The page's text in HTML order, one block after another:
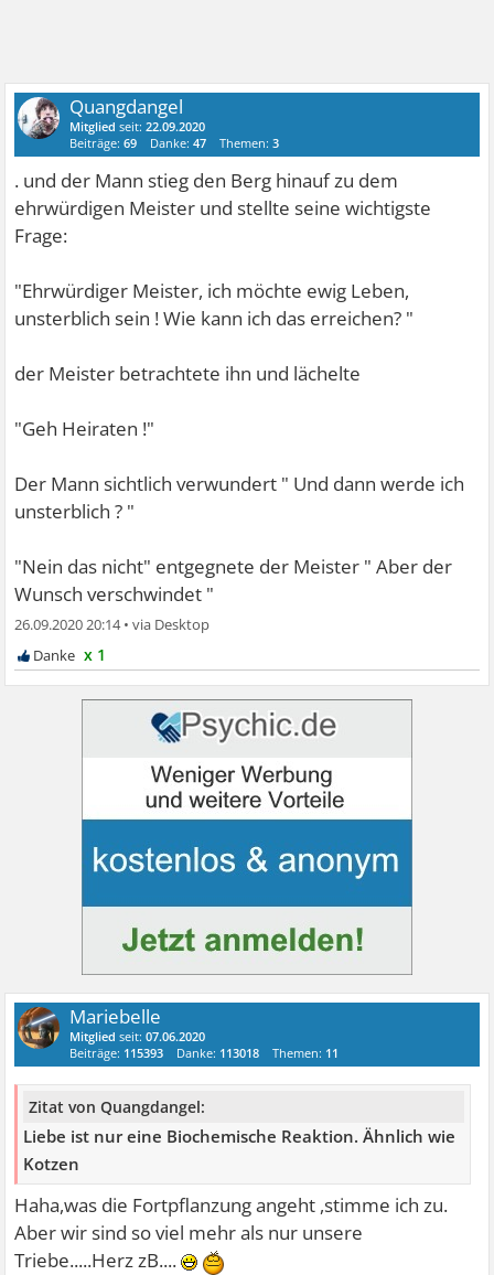
Quangdangel
Mitglied seit:22.09.2020
Beiträge:69 Danke:47 Themen:3
. und der Mann stieg den Berg hinauf zu dem
ehrwürdigen Meister und stellte seine wichtigste
Frage:
"Ehrwürdiger Meister, ich möchte ewig Leben,
unsterblich sein ! Wie kann ich das erreichen? "
der Meister betrachtete ihn und lächelte
"Geh Heiraten !"
Der Mann sichtlich verwundert " Und dann werde ich
unsterblich ? "
"Nein das nicht" entgegnete der Meister " Aber der
Wunsch verschwindet "
26.09.2020 20:14•
x 1
Mariebelle
Mitglied seit:07.06.2020
Beiträge: 115393 Danke: 113018 Themen: 11
Zitat von Quangdangel:
Liebe ist nur eine Biochemische Reaktion. Ähnlich wie
Kotzen
Haha,was die Fortpflanzung angeht ,stimme ich zu.
Aber wir sind so viel mehr als nur unsere
Triebe.....Herz zB....